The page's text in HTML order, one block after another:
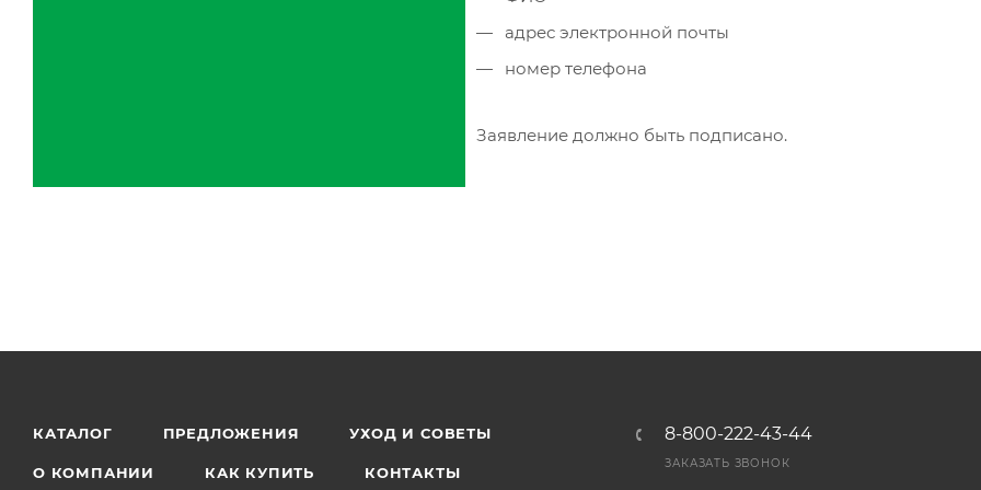
адрес электронной почты
номер телефона
Заявление должно быть подписано.
КАТАЛОГ ПРЕДЛОЖЕНИЯ УХОД И СОВЕТЫ
О КОМПАНИИ КАК КУПИТЬ КОНТАКТЫ
8-800-222-43-44
ЗАКАЗАТЬ ЗВОНОК